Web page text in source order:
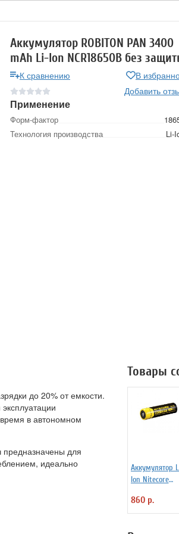
Аккумулятор ROBITON PAN 3400
mAh Li-Ion NCR18650В без
К сравнению
В
Добавить
Применение
Форм-фактор
Технология производства
Li-
до 20% от емкости.
в автономном
для
идеально
Товары
Аккумулятор
Ion Niteсore
3,7v
860 р.